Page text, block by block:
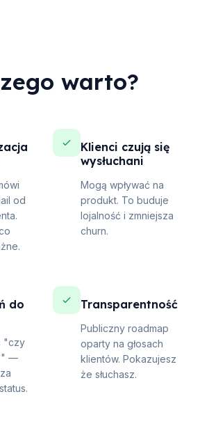
warto?
od
Klienci czują się
wysłuchani
Mogą wpływać na
produkt. To buduje
lojalność i zmniejsza
churn.
do
"czy
—
Transparentność
Publiczny roadmap
oparty na głosach
klientów. Pokazujesz
że słuchasz.